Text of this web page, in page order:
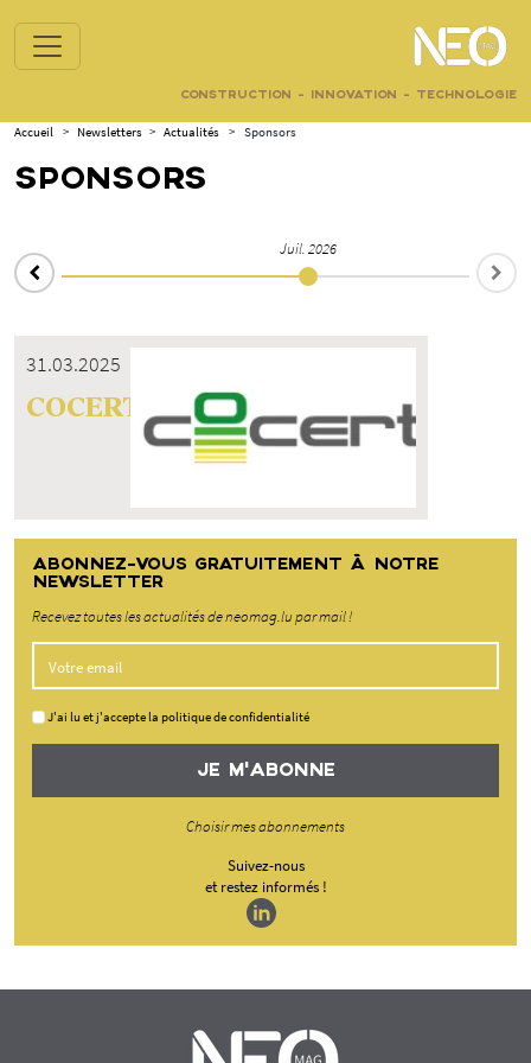
CONSTRUCTION - INNOVATION - TECHNOLOGIE
Accueil > Newsletters > Actualités > Sponsors
SPONSORS
Juil. 2026
31.03.2025
COCERT
ABONNEZ-VOUS GRATUITEMENT À NOTRE
NEWSLETTER
Recevez toutes les actualités de neomag.lu par mail !
J'ai lu et j'accepte la politique de confidentialité
JE M'ABONNE
Choisir mes abonnements
Suivez-nous
et restez informés !